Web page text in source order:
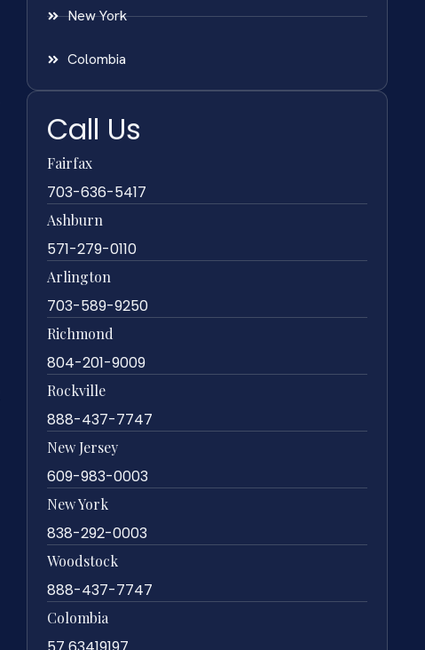
New York
Colombia
Call Us
Fairfax
703-636-5417
Ashburn
571-279-0110
Arlington
703-589-9250
Richmond
804-201-9009
Rockville
888-437-7747
New Jersey
609-983-0003
New York
838-292-0003
Woodstock
888-437-7747
Colombia